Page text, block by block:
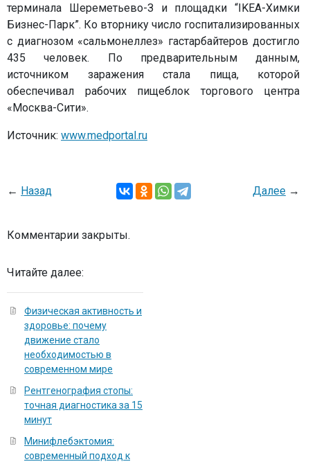
терминала Шереметьево-З и площадки “IKEA-Химки
Бизнес-Парк”. Ко вторнику число госпитализированных
с диагнозом «сальмонеллез» гастарбайтеров достигло
435 человек. По предварительным данным,
источником заражения стала пища, которой
обеспечивал рабочих пищеблок торгового центра
«Москва-Сити».
Источник: www.medportal.ru
← Назад Далее →
Комментарии закрыты.
Читайте далее:
Физическая активность и
здоровье: почему
движение стало
необходимостью в
современном мире
Рентгенография стопы:
точная диагностика за 15
минут
Минифлебэктомия:
современный подход к